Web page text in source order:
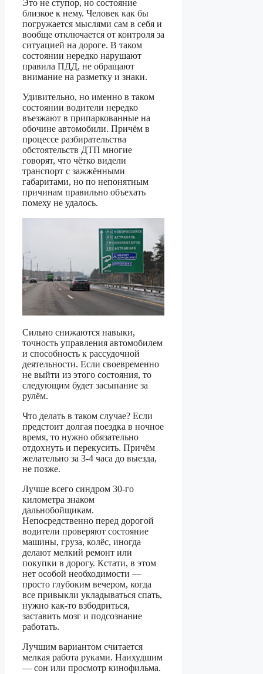
Это не ступор, но состояние
близкое к нему. Человек как бы
погружается мыслями сам в себя и
вообще отключается от контроля за
ситуацией на дороге. В таком
состоянии нередко нарушают
правила ПДД, не обращают
внимание на разметку и знаки.
Удивительно, но именно в таком
состоянии водители нередко
въезжают в припаркованные на
обочине автомобили. Причём в
процессе разбирательства
обстоятельств ДТП многие
говорят, что чётко видели
транспорт с зажжёнными
габаритами, но по непонятным
причинам правильно объехать
помеху не удалось.
Сильно снижаются навыки,
точность управления автомобилем
и способность к рассудочной
деятельности. Если своевременно
не выйти из этого состояния, то
следующим будет засыпание за
рулём.
Что делать в таком случае? Если
предстоит долгая поездка в ночное
время, то нужно обязательно
отдохнуть и перекусить. Причём
желательно за 3-4 часа до выезда,
не позже.
Лучше всего синдром 30-го
километра знаком
дальнобойщикам.
Непосредственно перед дорогой
водители проверяют состояние
машины, груза, колёс, иногда
делают мелкий ремонт или
покупки в дорогу. Кстати, в этом
нет особой необходимости —
просто глубоким вечером, когда
все привыкли укладываться спать,
нужно как-то взбодриться,
заставить мозг и подсознание
работать.
Лучшим вариантом считается
мелкая работа руками. Наихудшим
— сон или просмотр кинофильма.